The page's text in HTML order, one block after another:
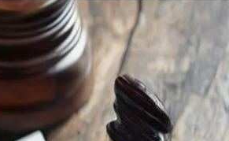
ademilsoncs.adv.br/